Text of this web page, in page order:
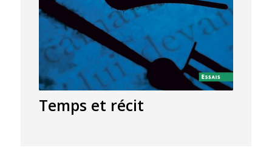
Temps et récit